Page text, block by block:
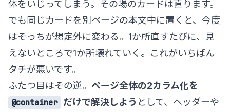
体をいじってしまう。その場のカードは直ります。
でも同じカードを別ページの本文中に置くと、今度
はそっちが想定外に変わる。1か所直すたびに、見
えないところで1か所壊れていく。これがいちばん
タチが悪いです。
ふたつ目はその逆。 ページ全体の2カラム化を
@container だけで解決しよう として、ヘッダーや